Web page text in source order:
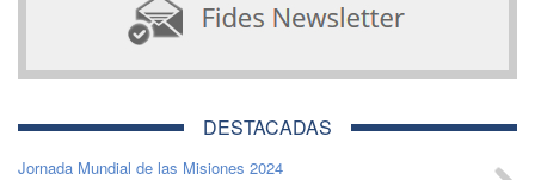
DESTACADAS
Jornada Mundial de las Misiones 2024